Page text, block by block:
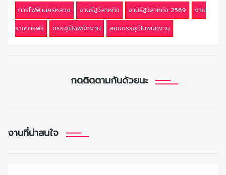
การไฟฟ้านครหลวง งานรัฐวิสาหกิจ งานรัฐวิสาหกิจ 2569
งาน
ราชการฟรี
บรรจุเป็นพนักงาน สอบบรรจุเป็นพนักงาน
กดติดตามกันด้วยนะ
งานที่น่าสนใจ